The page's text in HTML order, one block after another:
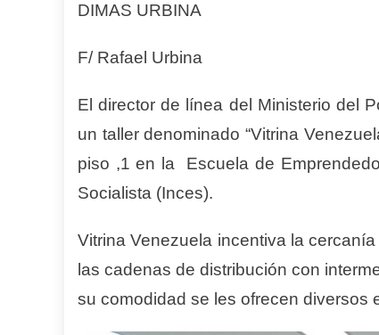
DIMAS URBINA
F/ Rafael Urbina
El director de línea del Ministerio del
un taller denominado “Vitrina
piso ,1 en la Escuela de
Socialista (Inces).
Vitrina Venezuela incentiva la
las cadenas de distribución con
su comodidad se les ofrecen diversos